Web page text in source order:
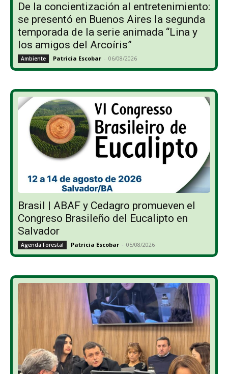
De la concientización al entretenimiento:
se presentó en Buenos Aires la segunda
temporada de la serie animada “Lina y
los amigos del Arcoíris”
Ambiente Patricia Escobar - 06/08/2026
Brasil | ABAF y Cedagro promueven el
Congreso Brasileño del Eucalipto en
Salvador
Agenda Forestal Patricia Escobar - 05/08/2026